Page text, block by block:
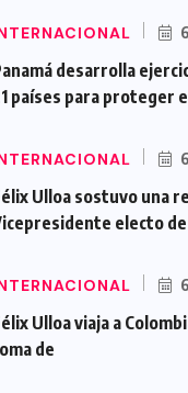
desarrolla
países para proteger el
Ulloa sostuvo una
electo de
Ulloa viaja a
de